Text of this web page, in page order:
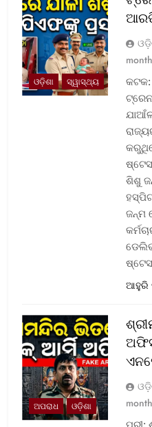
ଓଡ଼ିଶା ସ୍ୱାସ୍ଥ୍ୟ
କଟକ:
ଶିଶୁ
ଜନ୍ମ
ଆହୁରି
ଅପରାଧ ଓଡ଼ିଶା